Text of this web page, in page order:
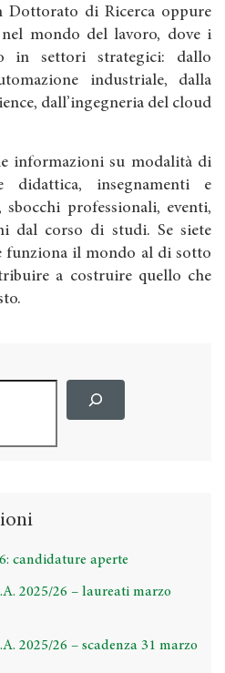
Dottorato di Ricerca oppure
mondo del lavoro, dove i
in settori strategici: dallo
industriale, dalla
dall’ingegneria del cloud
informazioni su modalità di
didattica, insegnamenti e
professionali, eventi,
dal corso di studi. Se siete
funziona il mondo al di sotto
a costruire quello che
candidature aperte
2025/26 – laureati marzo
2025/26 – scadenza 31 marzo